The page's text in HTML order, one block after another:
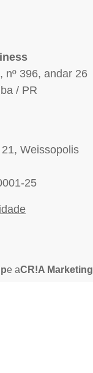
nº 396, andar 26
/ PR
Weissopolis
25
e aCR!A Marketing